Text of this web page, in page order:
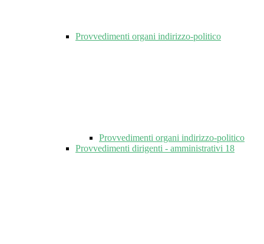
Provvedimenti organi indirizzo-politico
Provvedimenti organi indirizzo-politico
Provvedimenti dirigenti - amministrativi 18